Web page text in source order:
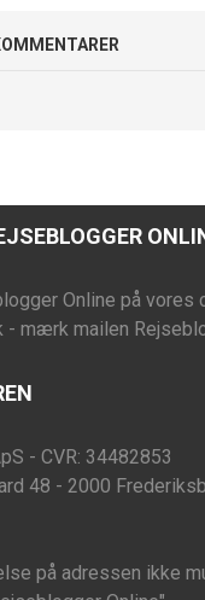
Online på vores
- mærk mailen
- CVR: 34482853
48 - 2000
på adressen ikke